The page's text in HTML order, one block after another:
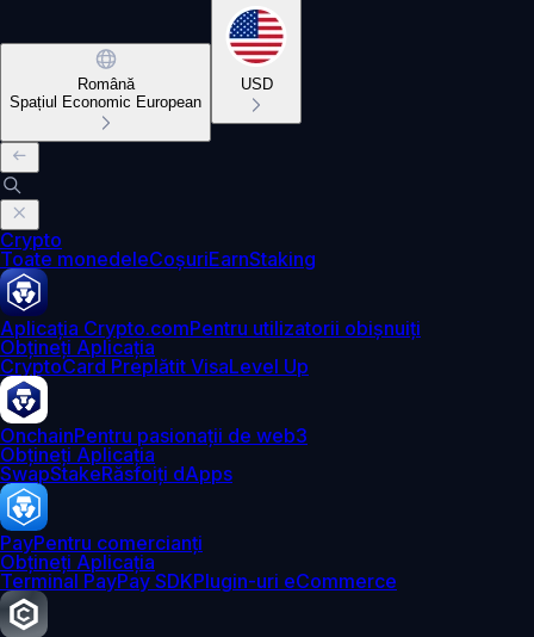
Română
Spațiul Economic European
USD
Crypto
Toate monedeleCoșuriEarnStaking
Aplicația Crypto.comPentru utilizatorii obișnuiți
Obțineți Aplicația
CryptoCard Preplătit VisaLevel Up
OnchainPentru pasionații de web3
Obțineți Aplicația
SwapStakeRăsfoiți dApps
PayPentru comercianți
Obțineți Aplicația
Terminal PayPay SDKPlugin-uri eCommerce